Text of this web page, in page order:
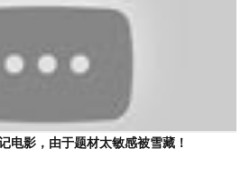
电影，由于题材太敏感被雪藏！